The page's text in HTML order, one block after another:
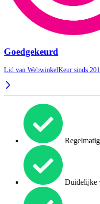
Goedgekeurd
Lid van WebwinkelKeur sinds
Duidelijke